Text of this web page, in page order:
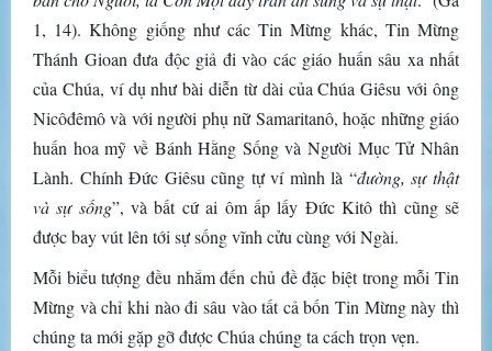
1, 14). Không giống như các Tin Mừng khác, Tin Mừng
Thánh Gioan đưa độc giả đi vào các giáo huấn sâu xa nhất
của Chúa, ví dụ như bài diễn từ dài của Chúa Giêsu với ông
Nicôđêmô và với người phụ nữ Samaritanô, hoặc những giáo
huấn hoa mỹ về Bánh Hằng Sống và Người Mục Tử Nhân
Lành. Chính Đức Giêsu cũng tự ví mình là “đường, sự thật
và sự sống”, và bất cứ ai ôm ấp lấy Đức Kitô thì cũng sẽ
được bay vút lên tới sự sống vĩnh cửu cùng với Ngài.
Mỗi biểu tượng đều nhắm đến chủ đề đặc biệt trong mỗi Tin
Mừng và chỉ khi nào đi sâu vào tất cả bốn Tin Mừng này thì
chúng ta mới gặp gỡ được Chúa chúng ta cách trọn vẹn.